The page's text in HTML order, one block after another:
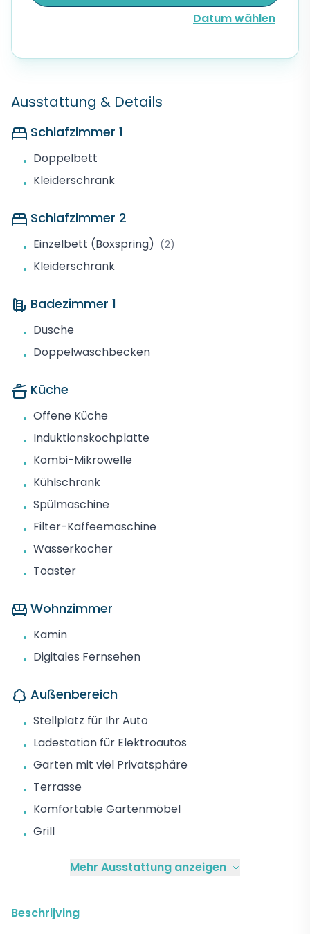
Ausstattung & Details
Schlafzimmer 1
• Doppelbett
• Kleiderschrank
Schlafzimmer 2
• Einzelbett (Boxspring) (2)
• Kleiderschrank
Badezimmer 1
• Dusche
• Doppelwaschbecken
Küche
• Offene Küche
• Induktionskochplatte
• Kombi-Mikrowelle
• Kühlschrank
• Spülmaschine
• Filter-Kaffeemaschine
• Wasserkocher
• Toaster
Wohnzimmer
• Kamin
• Digitales Fernsehen
Außenbereich
• Stellplatz für Ihr Auto
• Ladestation für Elektroautos
• Garten mit viel Privatsphäre
• Terrasse
• Komfortable Gartenmöbel
• Grill
Mehr Ausstattung anzeigen
Beschrijving
Datum wählen